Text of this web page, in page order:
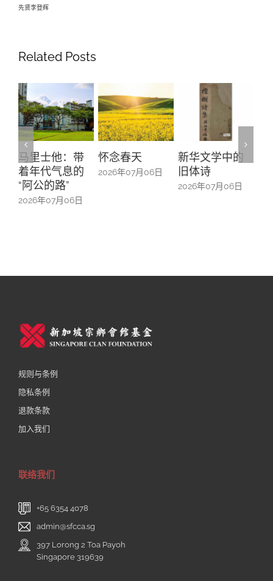
先贤李登辉
Related Posts
：带
息的
06日
怀念春天
2026年07月06日
新华文学中的
旧体诗
2026年07月06日
螺钿留芳：碧
山亭贺仪镜框
中的百业记忆
规则与条例
隐私条例
退款条款
加入我们
联络我们
+65 6354 4078
admin@sfcca.sg
397 Lorong 2 Toa Payoh
Singapore 319639